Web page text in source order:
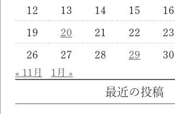
12
13 14 15 16
19
20 21 22 23
26
27 28 29 30
« 11月 1月 »
最近の投稿